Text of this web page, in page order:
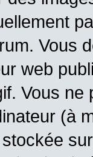
Vous
web
Vous
(à